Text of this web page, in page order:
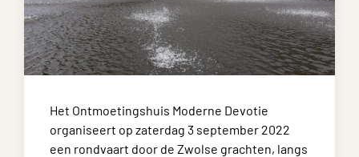
Het Ontmoetingshuis Moderne Devotie
organiseert op zaterdag 3 september 2022
een rondvaart door de Zwolse grachten, langs